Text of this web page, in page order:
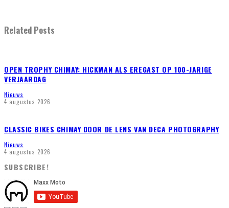
Related Posts
OPEN TROPHY CHIMAY: HICKMAN ALS EREGAST OP 100-JARIGE
VERJAARDAG
Nieuws
4 augustus 2026
CLASSIC BIKES CHIMAY DOOR DE LENS VAN DECA PHOTOGRAPHY
Nieuws
4 augustus 2026
SUBSCRIBE!